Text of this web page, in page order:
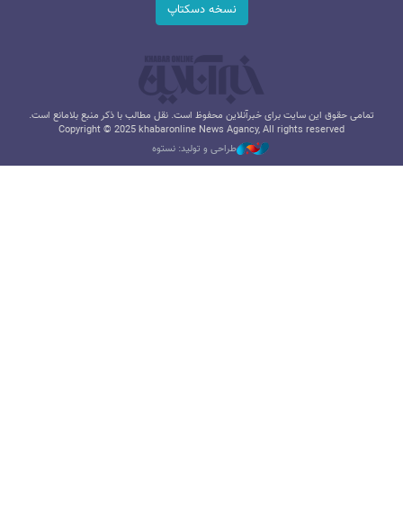
نسخه دسکتاپ
تمامی حقوق این سایت برای خبرآنلاین محفوظ است. نقل مطالب با ذکر منبع بلامانع است.
Copyright © 2025 khabaronline News Agancy, All rights reserved
طراحی و تولید: نستوه